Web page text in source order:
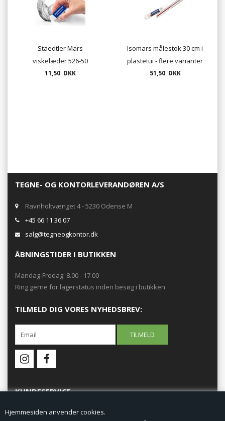
Hjemmesiden anvender cookies.
Staedtler Mars
viskelæder 526-50
11,50 DKK
Isomars målestok 30 cm i
plastetui - flere varianter
51,50 DKK
TEGNE- OG KONTORLEVERANDØREN A/S
Ravnholtvænget 4 - 5230 Odense M
+45 66 11 36 07
salg@tegneogkontor.dk
ÅBNINGSTIDER I BUTIKKEN
Mandag-Fredag: 8.00 - 17.00
Ring gerne for lagerstatus inden besøg i butikken
TILMELD DIG VORES NYHEDSBREV:
KUNDESERVICE
Forside